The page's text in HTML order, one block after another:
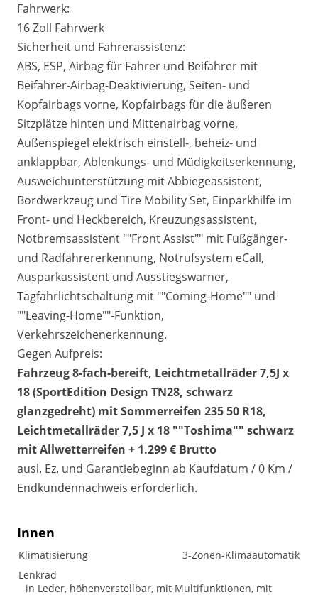
Fahrwerk:
16 Zoll Fahrwerk
Sicherheit und Fahrerassistenz:
ABS, ESP, Airbag für Fahrer und Beifahrer mit
Beifahrer-Airbag-Deaktivierung, Seiten- und
Kopfairbags vorne, Kopfairbags für die äußeren
Sitzplätze hinten und Mittenairbag vorne,
Außenspiegel elektrisch einstell-, beheiz- und
anklappbar, Ablenkungs- und Müdigkeitserkennung,
Ausweichunterstützung mit Abbiegeassistent,
Bordwerkzeug und Tire Mobility Set, Einparkhilfe im
Front- und Heckbereich, Kreuzungsassistent,
Notbremsassistent ""Front Assist"" mit Fußgänger-
und Radfahrererkennung, Notrufsystem eCall,
Ausparkassistent und Ausstiegswarner,
Tagfahrlichtschaltung mit ""Coming-Home"" und
""Leaving-Home""-Funktion,
Verkehrszeichenerkennung.
Gegen Aufpreis:
Fahrzeug 8-fach-bereift, Leichtmetallräder 7,5J x
18 (SportEdition Design TN28, schwarz
glanzgedreht) mit Sommerreifen 235 50 R18,
Leichtmetallräder 7,5 J x 18 ""Toshima"" schwarz
mit Allwetterreifen + 1.299 € Brutto
ausl. Ez. und Garantiebeginn ab Kaufdatum / 0 Km /
Endkundennachweis erforderlich.
Innen
Klimatisierung
3-Zonen-Klimaautomatik
Lenkrad
in Leder, höhenverstellbar, mit Multifunktionen, mit